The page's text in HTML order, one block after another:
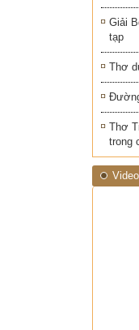
Giải
tạp
Thơ
Thơ
trong
Video